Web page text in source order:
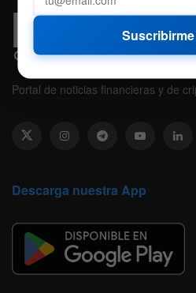
Portal de noticias financieras y de
Descarga nuestra App